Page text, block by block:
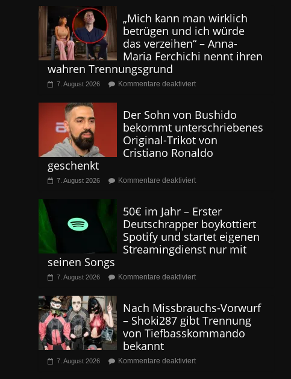
„Mich kann man wirklich
betrügen und ich würde
das verzeihen“ – Anna-
Maria Ferchichi nennt ihren
wahren Trennungsgrund
7. August 2026 Kommentare deaktiviert
Der Sohn von Bushido
bekommt unterschriebenes
Original-Trikot von
Cristiano Ronaldo
geschenkt
7. August 2026 Kommentare deaktiviert
50€ im Jahr – Erster
Deutschrapper boykottiert
Spotify und startet eigenen
Streamingdienst nur mit
seinen Songs
7. August 2026 Kommentare deaktiviert
Nach Missbrauchs-Vorwurf
– Shoki287 gibt Trennung
von Tiefbasskommando
bekannt
7. August 2026 Kommentare deaktiviert